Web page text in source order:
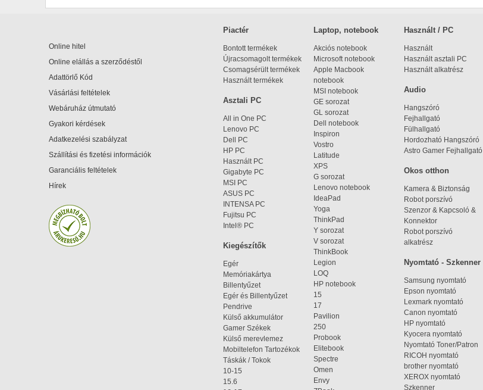
Online hitel
Online elállás a szerződéstől
Adattörlő Kód
Vásárlási feltételek
Webáruház útmutató
Gyakori kérdések
Adatkezelési szabályzat
Szállítási és fizetési információk
Garanciális feltételek
Hírek
Piactér
Bontott termékek
Újracsomagolt termékek
Csomagsérült termékek
Használt termékek
Laptop, notebook
Akciós notebook
Microsoft notebook
Apple Macbook
notebook
MSI notebook
GE sorozat
GL sorozat
Dell notebook
Inspiron
Vostro
Latitude
XPS
G sorozat
Lenovo notebook
IdeaPad
Yoga
ThinkPad
Y sorozat
V sorozat
ThinkBook
Legion
LOQ
HP notebook
15
17
Pavilion
250
Probook
Elitebook
Spectre
Omen
Envy
Használt / PC
Használt
Használt asztali PC
Használt alkatrész
Audio
Hangszóró
Fejhallgató
Fülhallgató
Hordozható Hangszóró
Astro Gamer Fejhallgató
Asztali PC
All in One PC
Lenovo PC
Dell PC
HP PC
Használt PC
Gigabyte PC
MSI PC
ASUS PC
INTENSA PC
Fujitsu PC
Intel® PC
Okos otthon
Kamera & Biztonság
Robot porszívó
Szenzor & Kapcsoló &
Konnektor
Robot porszívó
alkatrész
Kiegészítők
Egér
Memóriakártya
Billentyűzet
Egér és Billentyűzet
Pendrive
Külső akkumulátor
Gamer Székek
Külső merevlemez
Mobiltelefon Tartozékok
Táskák / Tokok
10-15
15.6
Nyomtató - Szkenner
Samsung nyomtató
Epson nyomtató
Lexmark nyomtató
Canon nyomtató
HP nyomtató
Kyocera nyomtató
Nyomtató Toner/Patron
RICOH nyomtató
brother nyomtató
XEROX nyomtató
Szkenner